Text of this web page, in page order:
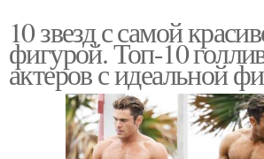
10 звезд с самой
фигурой. Топ-10
актеров с идеальной